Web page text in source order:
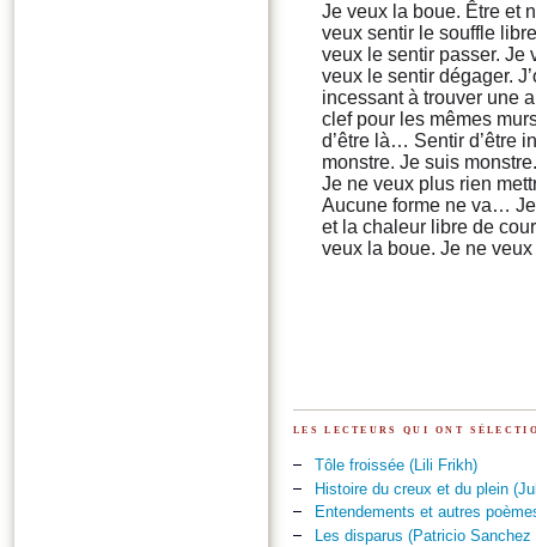
Je veux la boue. Être et
veux sentir le souffle
veux le sentir passer. Je
veux le sentir dégager.
incessant à trouver une
clef pour les mêmes
d’être là… Sentir d’être
monstre. Je suis
Je ne veux plus rien
Aucune forme ne va…
et la chaleur libre de
veux la boue. Je ne
les lecteurs qui ont
Tôle froissée (Lili Frikh)
Histoire du creux et du plein
Entendements et autres
Les disparus (Patricio Sanchez